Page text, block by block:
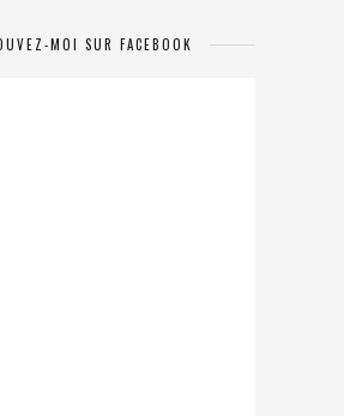
MOI SUR FACEBOOK